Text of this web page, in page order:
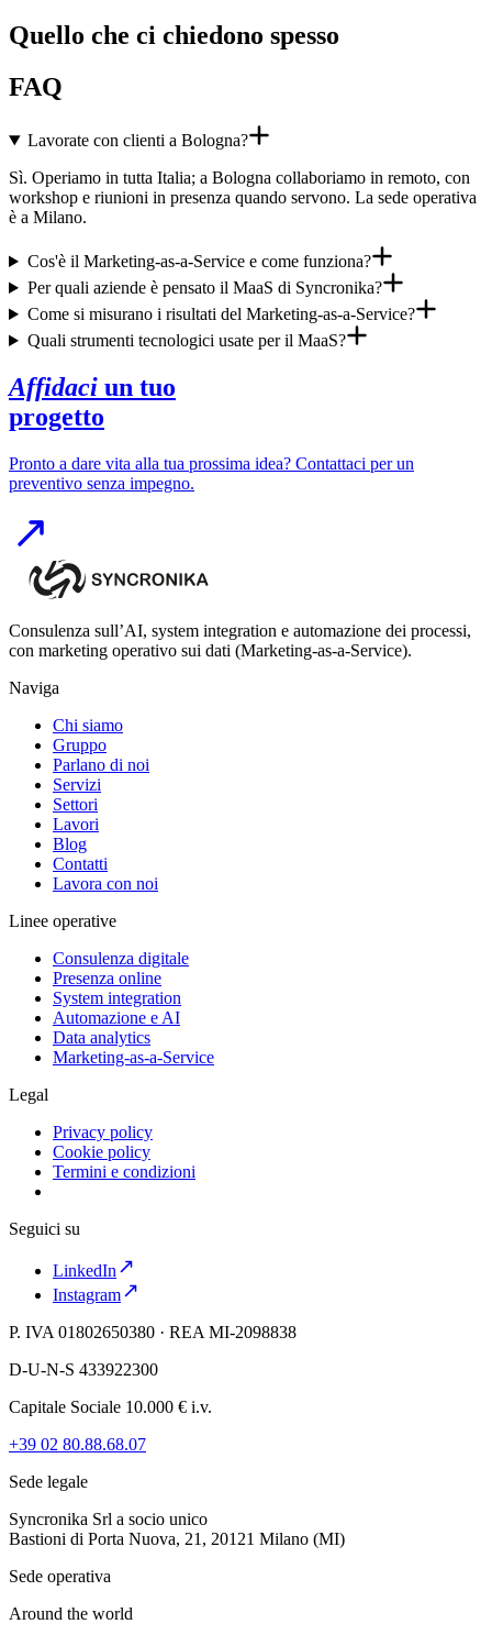
Quello che ci chiedono spesso
FAQ
Lavorate con clienti a Bologna?
Sì. Operiamo in tutta Italia; a Bologna collaboriamo in remoto, con
workshop e riunioni in presenza quando servono. La sede operativa
è a Milano.
Cos'è il Marketing-as-a-Service e come funziona?
Per quali aziende è pensato il MaaS di Syncronika?
Come si misurano i risultati del Marketing-as-a-Service?
Quali strumenti tecnologici usate per il MaaS?
Affidaci un tuo
progetto
Pronto a dare vita alla tua prossima idea? Contattaci per un
preventivo senza impegno.
Consulenza sull’AI, system integration e automazione dei processi,
con marketing operativo sui dati (Marketing-as-a-Service).
Naviga
Chi siamo
Gruppo
Parlano di noi
Servizi
Settori
Lavori
Blog
Contatti
Lavora con noi
Linee operative
Consulenza digitale
Presenza online
System integration
Automazione e AI
Data analytics
Marketing-as-a-Service
Legal
Privacy policy
Cookie policy
Termini e condizioni
Seguici su
LinkedIn
Instagram
P. IVA 01802650380 · REA MI-2098838
D-U-N-S 433922300
Capitale Sociale 10.000 € i.v.
+39 02 80.88.68.07
Sede legale
Syncronika Srl a socio unico
Bastioni di Porta Nuova, 21, 20121 Milano (MI)
Sede operativa
Around the world